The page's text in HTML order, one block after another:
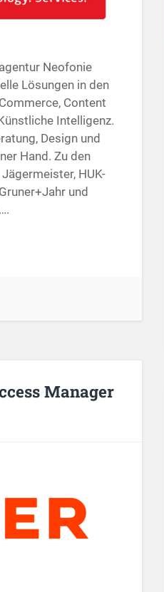
Neofonie
Lösungen in den
Content
Intelligenz.
Design und
Hand. Zu den
HUK-
und
Manager